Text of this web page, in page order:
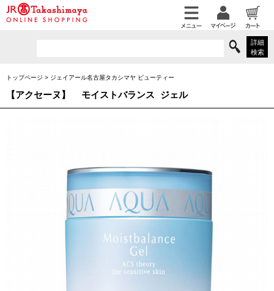
詳細
検索
トップページ > ジェイアール名古屋タカシマヤ ビューティー
【アクセーヌ】 モイストバランス ジェル